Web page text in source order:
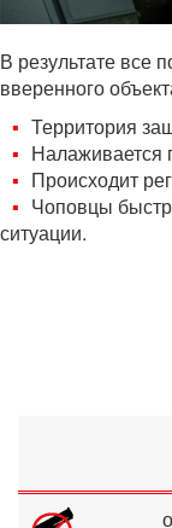
В результате все
вверенного
Территория
Налаживается
Происходит
Чоповцы
ситуации.